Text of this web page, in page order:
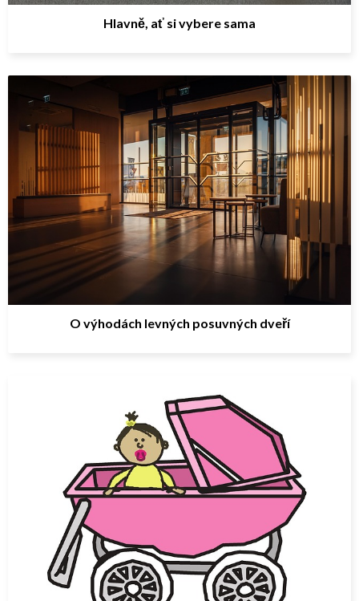
Hlavně, ať si vybere sama
O výhodách levných posuvných dveří